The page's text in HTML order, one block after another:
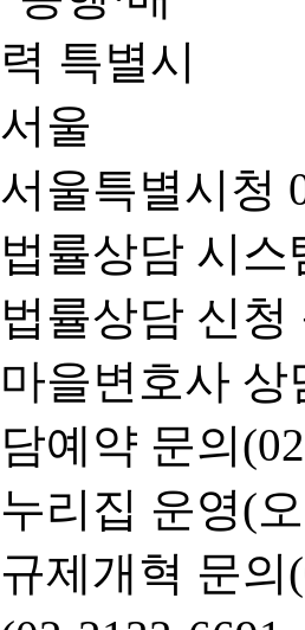
서울특별시청
법률상담 시
법률상담 신청
마을변호사 상
담예약 문의
누리집 운영(
규제개혁 문의